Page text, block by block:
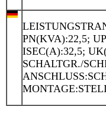
PN(KVA):22,5;
ISEC(A):32,5;
SCHALTGR./